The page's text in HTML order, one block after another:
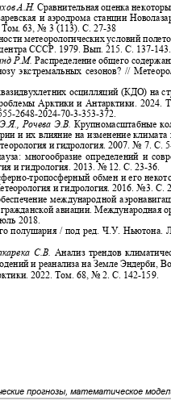
А.Н. Сравнительная оценка
и аэродрома станции
Том. 63, № 3 (113). С. 27-38
метеорологических условий
СССР. 1979. Вып. 215. С. 137-
Р.М.Распределение общего
экстремальных сезонов? //
осцилляций (КДО) на
Арктики и Антарктики.
2648-2024-70-3-353-372.
Э.Я., Рочева Э.В.Крупномасштабные
и их влияние на изменение
и гидрология. 2007. № 7. С. 5
многообразие определений и
и гидрология. 2013. № 12. С. 23-36.
-тропосферный обмен и его
и гидрология. 2016. №3. С.
международной
авиации. Международная
2018.
полушария / под ред. Ч.У. Ньютона.
С.В. Анализ трендов
и реанализа на Земле Эндерби,
2022. Том. 68, № 2. С. 142-159.
прогнозы, математическое